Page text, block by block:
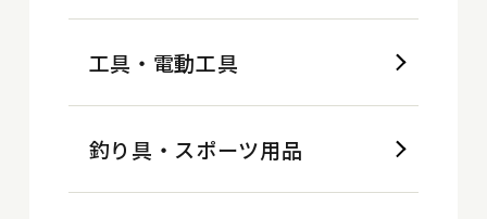
工具・電動工具
釣り具・スポーツ用品